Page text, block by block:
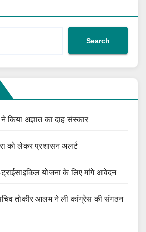
Search
किया अज्ञात का दाह संस्कार
को लेकर प्रशासन अलर्ट
ट्राईसाइकिल योजना के लिए मांगे आवेदन
तोकीर आलम ने ली कांग्रेस की संगठन